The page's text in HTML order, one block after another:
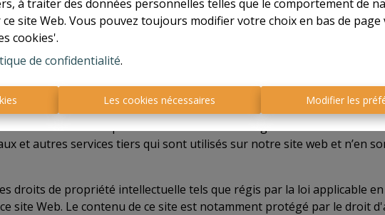
à traiter des données personnelles telles que le comportement de
site Web. Vous pouvez toujours modifier votre choix en bas de
cookies'.
de confidentialité.
Les cookies nécessaires Modifier les
des informations et des conseils concernant l'acquisition ou la
de son auteur. Le plus grand soin a été consacré à cette
ou des inexactitudes ne peuvent être exclues. Cette information
ou contre les propriétaires. En outre, nous rejetons toute
liens renvoyant à d'autres sites Web. Le contenu de ces pages peut
notre responsabilité. Nous n'avons également aucune
et autres services tiers qui sont utilisés sur notre site web et n’en
droits de propriété intellectuelle tels que régis par la loi applicable
site Web. Le contenu de ce site est notamment protégé par le droit